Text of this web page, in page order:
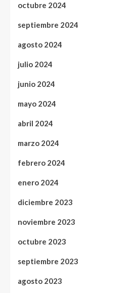
octubre 2024
septiembre 2024
agosto 2024
julio 2024
junio 2024
mayo 2024
abril 2024
marzo 2024
febrero 2024
enero 2024
diciembre 2023
noviembre 2023
octubre 2023
septiembre 2023
agosto 2023